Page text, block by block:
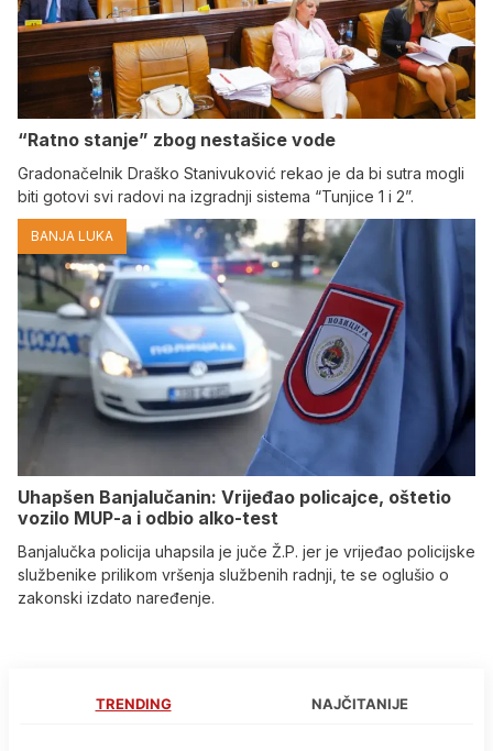
“Ratno stanje” zbog nestašice vode
Gradonačelnik Draško Stanivuković rekao je da bi sutra mogli
biti gotovi svi radovi na izgradnji sistema “Tunjice 1 i 2”.
BANJA LUKA
Uhapšen Banjalučanin: Vrijeđao policajce, oštetio
vozilo MUP-a i odbio alko-test
Banjalučka policija uhapsila je juče Ž.P. jer je vrijeđao policijske
službenike prilikom vršenja službenih radnji, te se oglušio o
zakonski izdato naređenje.
TRENDING NAJČITANIJE